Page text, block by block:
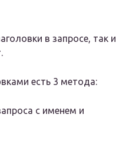
в запросе, так и
есть 3 метода:
с именем и